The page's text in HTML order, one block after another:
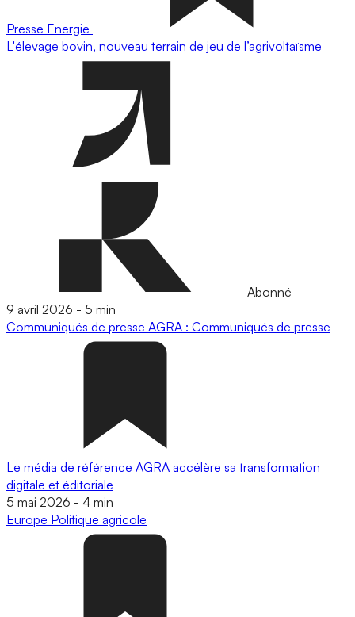
Presse Energie
L'élevage bovin, nouveau terrain de jeu de l’agrivoltaïsme
Abonné
9 avril 2026 - 5 min
Communiqués de presse AGRA : Communiqués de presse
Le média de référence AGRA accélère sa transformation
digitale et éditoriale
5 mai 2026 - 4 min
Europe Politique agricole